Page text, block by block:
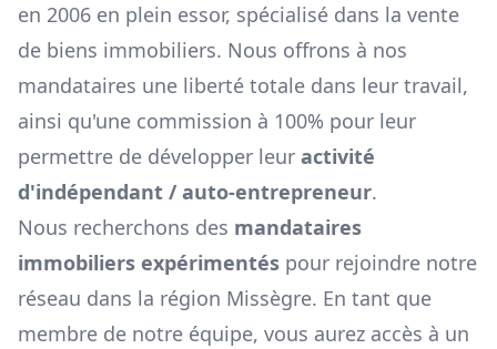
en 2006 en plein essor, spécialisé dans la vente
de biens immobiliers. Nous offrons à nos
mandataires une liberté totale dans leur travail,
ainsi qu'une commission à 100% pour leur
permettre de développer leur activité
d'indépendant / auto-entrepreneur.
Nous recherchons des mandataires
immobiliers expérimentés pour rejoindre notre
réseau dans la région Missègre. En tant que
membre de notre équipe, vous aurez accès à un